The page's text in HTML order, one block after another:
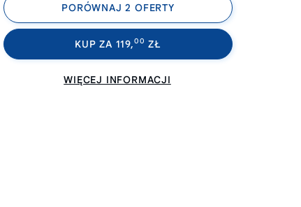
PORÓWNAJ 2 OFERTY
KUP ZA 119,00 ZŁ
WIĘCEJ INFORMACJI